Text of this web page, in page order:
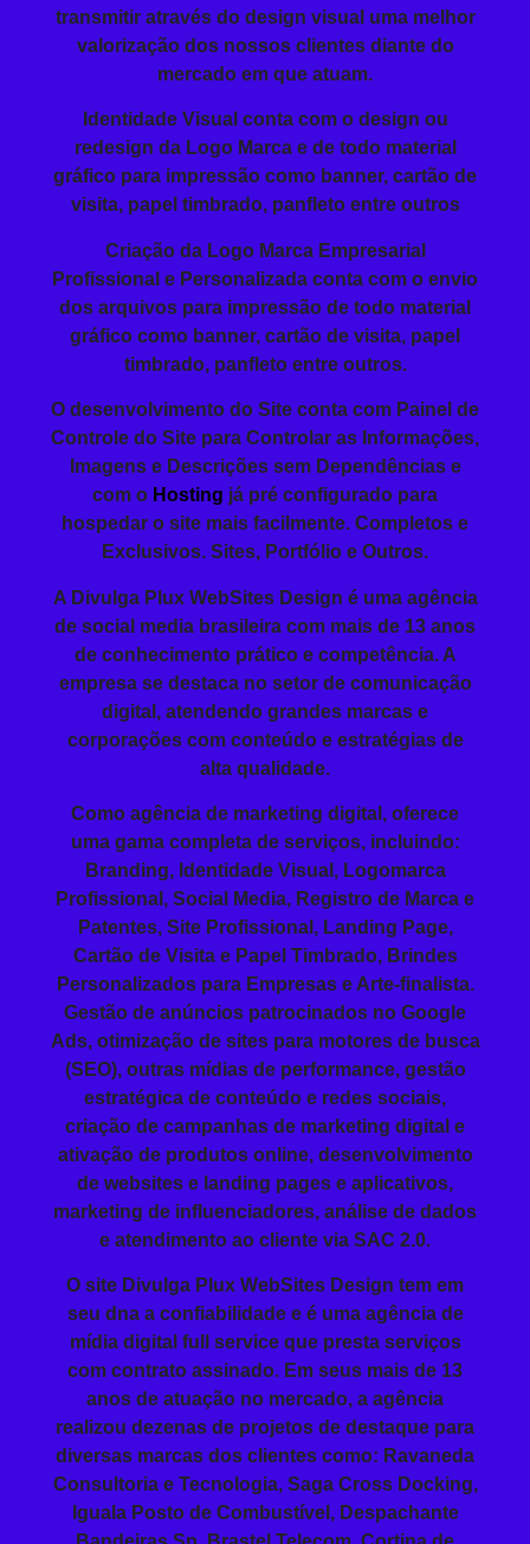
transmitir através do design visual uma melhor
valorização dos nossos clientes diante do
mercado em que atuam.
Identidade Visual conta com o design ou
redesign da Logo Marca e de todo material
gráfico para impressão como banner, cartão de
visita, papel timbrado, panfleto entre outros
Criação da Logo Marca Empresarial
Profissional e Personalizada conta com o envio
dos arquivos para impressão de todo material
gráfico como banner, cartão de visita, papel
timbrado, panfleto entre outros.
O desenvolvimento do Site conta com Painel de
Controle do Site para Controlar as Informações,
Imagens e Descrições sem Dependências e
com o Hosting já pré configurado para
hospedar o site mais facilmente. Completos e
Exclusivos. Sites, Portfólio e Outros.
A Divulga Plux WebSites Design é uma agência
de social media brasileira com mais de 13 anos
de conhecimento prático e competência. A
empresa se destaca no setor de comunicação
digital, atendendo grandes marcas e
corporações com conteúdo e estratégias de
alta qualidade.
Como agência de marketing digital, oferece
uma gama completa de serviços, incluindo:
Branding, Identidade Visual, Logomarca
Profissional, Social Media, Registro de Marca e
Patentes, Site Profissional, Landing Page,
Cartão de Visita e Papel Timbrado, Brindes
Personalizados para Empresas e Arte-finalista.
Gestão de anúncios patrocinados no Google
Ads, otimização de sites para motores de busca
(SEO), outras mídias de performance, gestão
estratégica de conteúdo e redes sociais,
criação de campanhas de marketing digital e
ativação de produtos online, desenvolvimento
de websites e landing pages e aplicativos,
marketing de influenciadores, análise de dados
e atendimento ao cliente via SAC 2.0.
O site Divulga Plux WebSites Design tem em
seu dna a confiabilidade e é uma agência de
mídia digital full service que presta serviços
com contrato assinado. Em seus mais de 13
anos de atuação no mercado, a agência
realizou dezenas de projetos de destaque para
diversas marcas dos clientes como: Ravaneda
Consultoria e Tecnologia, Saga Cross Docking,
Iguala Posto de Combustível, Despachante